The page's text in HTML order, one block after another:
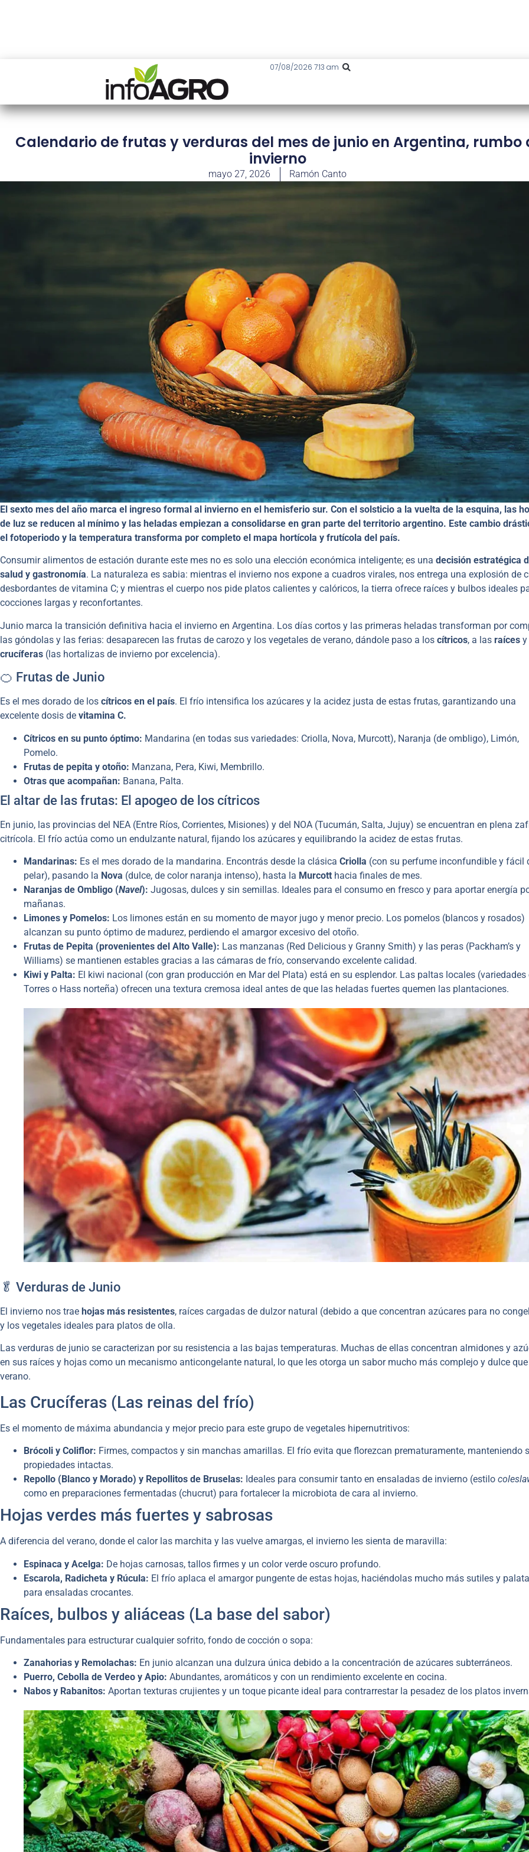
07/08/2026 7:13 am
Calendario de frutas y verduras del mes de junio en Argentina, rumbo
invierno
mayo 27, 2026 Ramón Canto
El sexto mes del año marca el ingreso formal al invierno en el hemisferio sur. Con el solsticio a la vuelta de la esquina, las
de luz se reducen al mínimo y las heladas empiezan a consolidarse en gran parte del territorio argentino. Este cambio
el fotoperiodo y la temperatura transforma por completo el mapa hortícola y frutícola del país.
Consumir alimentos de estación durante este mes no es solo una elección económica inteligente; es una decisión estratégica
salud y gastronomía. La naturaleza es sabia: mientras el invierno nos expone a cuadros virales, nos entrega una explosión de
desbordantes de vitamina C; y mientras el cuerpo nos pide platos calientes y calóricos, la tierra ofrece raíces y bulbos ideales
cocciones largas y reconfortantes.
Junio marca la transición definitiva hacia el invierno en Argentina. Los días cortos y las primeras heladas transforman por
las góndolas y las ferias: desaparecen las frutas de carozo y los vegetales de verano, dándole paso a los cítricos, a las raíces y
crucíferas (las hortalizas de invierno por excelencia).
🍊 Frutas de Junio
Es el mes dorado de los cítricos en el país. El frío intensifica los azúcares y la acidez justa de estas frutas, garantizando una
excelente dosis de vitamina C.
Cítricos en su punto óptimo: Mandarina (en todas sus variedades: Criolla, Nova, Murcott), Naranja (de ombligo), Limón,
Pomelo.
Frutas de pepita y otoño: Manzana, Pera, Kiwi, Membrillo.
Otras que acompañan: Banana, Palta.
El altar de las frutas: El apogeo de los cítricos
En junio, las provincias del NEA (Entre Ríos, Corrientes, Misiones) y del NOA (Tucumán, Salta, Jujuy) se encuentran en plena
citrícola. El frío actúa como un endulzante natural, fijando los azúcares y equilibrando la acidez de estas frutas.
Mandarinas: Es el mes dorado de la mandarina. Encontrás desde la clásica Criolla (con su perfume inconfundible y fácil
pelar), pasando la Nova (dulce, de color naranja intenso), hasta la Murcott hacia finales de mes.
Naranjas de Ombligo (Navel): Jugosas, dulces y sin semillas. Ideales para el consumo en fresco y para aportar energía
mañanas.
Limones y Pomelos: Los limones están en su momento de mayor jugo y menor precio. Los pomelos (blancos y rosados)
alcanzan su punto óptimo de madurez, perdiendo el amargor excesivo del otoño.
Frutas de Pepita (provenientes del Alto Valle): Las manzanas (Red Delicious y Granny Smith) y las peras (Packham’s y
Williams) se mantienen estables gracias a las cámaras de frío, conservando excelente calidad.
Kiwi y Palta: El kiwi nacional (con gran producción en Mar del Plata) está en su esplendor. Las paltas locales (variedades
Torres o Hass norteña) ofrecen una textura cremosa ideal antes de que las heladas fuertes quemen las plantaciones.
🥬 Verduras de Junio
El invierno nos trae hojas más resistentes, raíces cargadas de dulzor natural (debido a que concentran azúcares para no
y los vegetales ideales para platos de olla.
Las verduras de junio se caracterizan por su resistencia a las bajas temperaturas. Muchas de ellas concentran almidones y
en sus raíces y hojas como un mecanismo anticongelante natural, lo que les otorga un sabor mucho más complejo y dulce que
verano.
Las Crucíferas (Las reinas del frío)
Es el momento de máxima abundancia y mejor precio para este grupo de vegetales hipernutritivos:
Brócoli y Coliflor: Firmes, compactos y sin manchas amarillas. El frío evita que florezcan prematuramente, manteniendo
propiedades intactas.
Repollo (Blanco y Morado) y Repollitos de Bruselas: Ideales para consumir tanto en ensaladas de invierno (estilo
como en preparaciones fermentadas (chucrut) para fortalecer la microbiota de cara al invierno.
Hojas verdes más fuertes y sabrosas
A diferencia del verano, donde el calor las marchita y las vuelve amargas, el invierno les sienta de maravilla:
Espinaca y Acelga: De hojas carnosas, tallos firmes y un color verde oscuro profundo.
Escarola, Radicheta y Rúcula: El frío aplaca el amargor pungente de estas hojas, haciéndolas mucho más sutiles y
para ensaladas crocantes.
Raíces, bulbos y aliáceas (La base del sabor)
Fundamentales para estructurar cualquier sofrito, fondo de cocción o sopa:
Zanahorias y Remolachas: En junio alcanzan una dulzura única debido a la concentración de azúcares subterráneos.
Puerro, Cebolla de Verdeo y Apio: Abundantes, aromáticos y con un rendimiento excelente en cocina.
Nabos y Rabanitos: Aportan texturas crujientes y un toque picante ideal para contrarrestar la pesadez de los platos